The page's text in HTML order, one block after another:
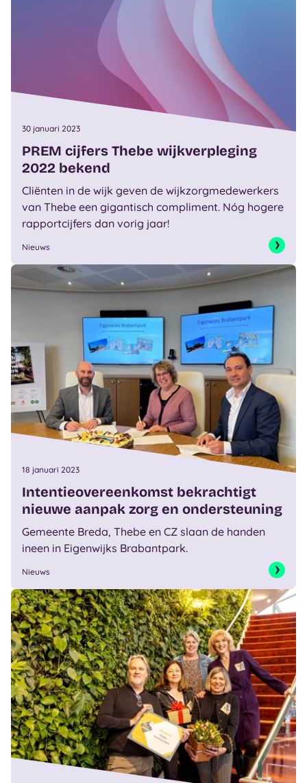
30 januari 2023
PREM cijfers Thebe wijkverpleging
2022 bekend
Cliënten in de wijk geven de wijkzorgmedewerkers
van Thebe een gigantisch compliment. Nóg hogere
rapportcijfers dan vorig jaar!
Nieuws
18 januari 2023
Intentieovereenkomst bekrachtigt
nieuwe aanpak zorg en ondersteuning
Gemeente Breda, Thebe en CZ slaan de handen
ineen in Eigenwijks Brabantpark.
Nieuws